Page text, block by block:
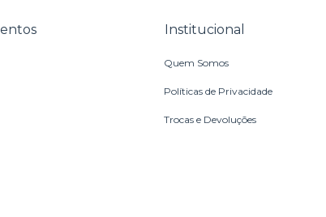
Institucional
Quem Somos
Políticas de Privacidade
Trocas e Devoluções